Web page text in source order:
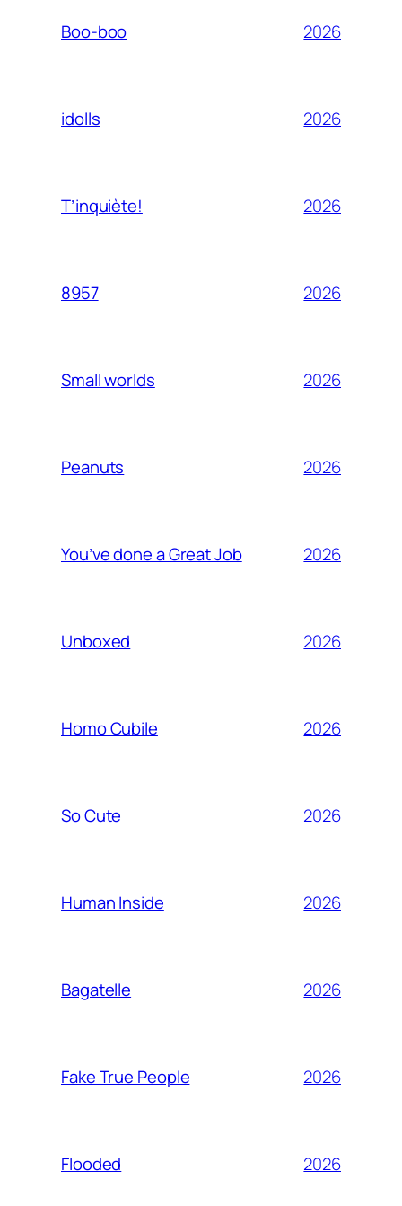
Boo-boo 2026
idolls 2026
T’inquiète! 2026
8957 2026
Small worlds 2026
Peanuts 2026
You’ve done a Great Job 2026
Unboxed 2026
Homo Cubile 2026
So Cute 2026
Human Inside 2026
Bagatelle 2026
Fake True People 2026
Flooded 2026